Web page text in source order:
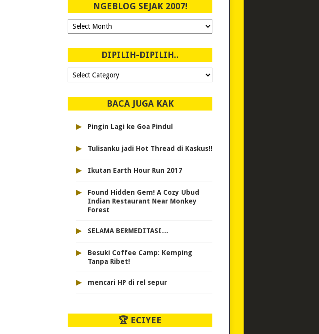
NGEBLOG SEJAK 2007!
Ngeblog
Sejak
DIPILIH-DIPILIH..
Dipilih-
dipilih..
BACA JUGA KAK
▸ Pingin Lagi ke Goa Pindul
▸ Tulisanku jadi Hot Thread di Kaskus!!
▸ Ikutan Earth Hour Run 2017
▸
Found Hidden Gem! A Cozy Ubud
Indian Restaurant Near Monkey
Forest
▸ SELAMA BERMEDITASI…
▸
Besuki Coffee Camp: Kemping
Tanpa Ribet!
▸ mencari HP di rel sepur
🏆 ECIYEE